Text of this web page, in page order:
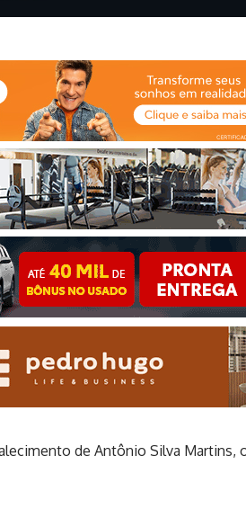
de Antônio Silva Martins,